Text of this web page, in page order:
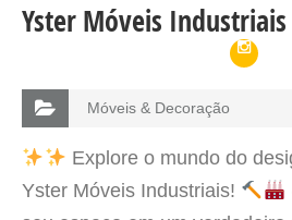
Yster Móveis Industriais
Móveis & Decoração
Explore o mundo do
Yster Móveis Industriais!